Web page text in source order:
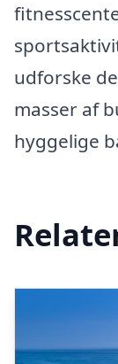
udforske
masser af
hyggelige